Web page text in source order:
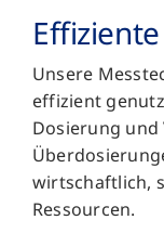
Unsere
effizient
Dosierung und
wirtschaftlich,
Ressourcen.